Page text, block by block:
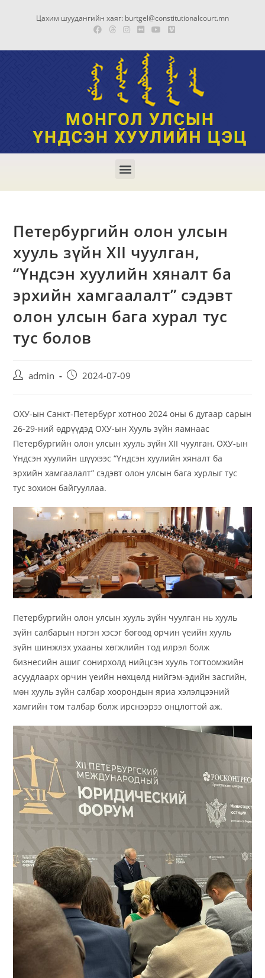
Цахим шуудангийн хаяг: burtgel@constitutionalcourt.mn
Петербургийн олон улсын
хууль зүйн XII чуулган,
“Үндсэн хуулийн хяналт ба
эрхийн хамгаалалт” сэдэвт
олон улсын бага хурал тус
тус болов
admin 2024-07-09
ОХУ-ын Санкт-Петербург хотноо 2024 оны 6 дугаар сарын
26-29-ний өдрүүдэд ОХУ-ын Хууль зүйн яамнаас
Петербургийн олон улсын хууль зүйн XII чуулган, ОХУ-ын
Үндсэн хуулийн шүүхээс “Үндсэн хуулийн хяналт ба
эрхийн хамгаалалт” сэдэвт олон улсын бага хурлыг тус
тус зохион байгууллаа.
Петербургийн олон улсын хууль зүйн чуулган нь хууль
зүйн салбарын нэгэн хэсэг бөгөөд орчин үеийн хууль
зүйн шинжлэх ухааны хөгжлийн тод илрэл болж
бизнесийн ашиг сонирхолд нийцсэн хууль тогтоомжийн
асуудлаарх орчин үеийн нөхцөлд нийгэм-эдийн засгийн,
мөн хууль зүйн салбар хоорондын яриа хэлэлцээний
хамгийн том талбар болж ирснээрээ онцлогтой аж.